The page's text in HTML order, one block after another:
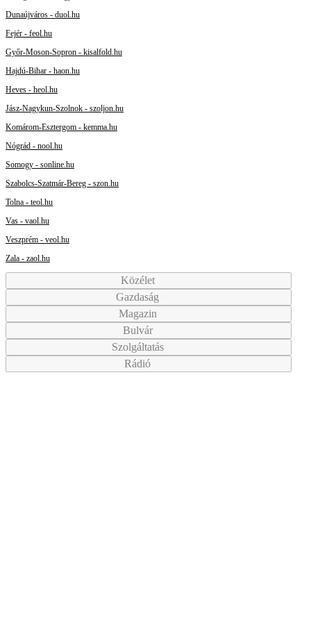
Dunaújváros - duol.hu
Fejér - feol.hu
Győr-Moson-Sopron - kisalfold.hu
Hajdú-Bihar - haon.hu
Heves - heol.hu
Jász-Nagykun-Szolnok - szoljon.hu
Komárom-Esztergom - kemma.hu
Nógrád - nool.hu
Somogy - sonline.hu
Szabolcs-Szatmár-Bereg - szon.hu
Tolna - teol.hu
Vas - vaol.hu
Veszprém - veol.hu
Zala - zaol.hu
Közélet
Gazdaság
Magazin
Bulvár
Szolgáltatás
Rádió